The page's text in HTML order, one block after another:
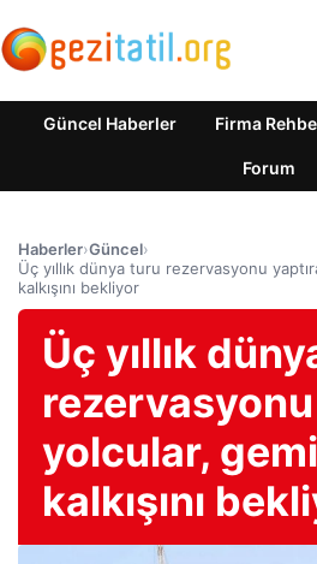
Güncel Haberler Firma
Forum
Haberler›Güncel›
Üç yıllık dünya turu rezervasyonu
kalkışını bekliyor
Üç yıllık
yolcular,
kalkışını